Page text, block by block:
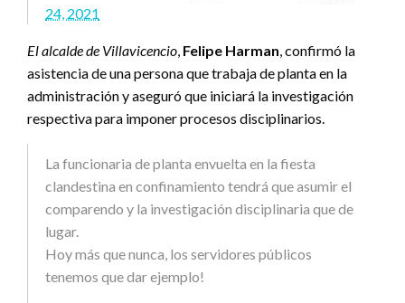
24, 2021
El alcalde de Villavicencio, Felipe Harman, confirmó la
asistencia de una persona que trabaja de planta en la
administración y aseguró que iniciará la investigación
respectiva para imponer procesos disciplinarios.
La funcionaria de planta envuelta en la fiesta
clandestina en confinamiento tendrá que asumir el
comparendo y la investigación disciplinaria que de
lugar.
Hoy más que nunca, los servidores públicos
tenemos que dar ejemplo!